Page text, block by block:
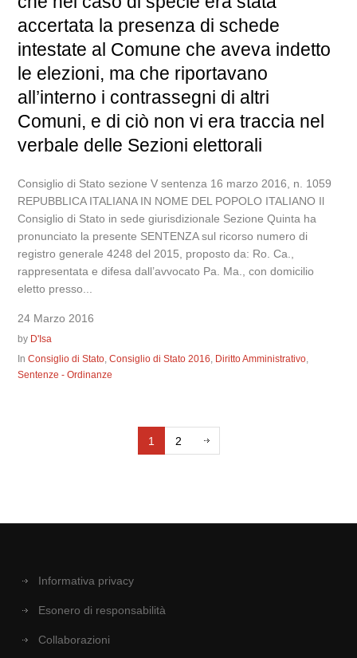
accertata la presenza di schede
intestate al Comune che aveva indetto
le elezioni, ma che riportavano
all’interno i contrassegni di altri
Comuni, e di ciò non vi era traccia nel
verbale delle Sezioni elettorali
Consiglio di Stato sezione V sentenza 16 marzo 2016, n. 1059
REPUBBLICA ITALIANA IN NOME DEL POPOLO ITALIANO Il
Consiglio di Stato in sede giurisdizionale Sezione Quinta ha
pronunciato la presente SENTENZA sul ricorso numero di
registro generale 4248 del 2015, proposto da: Ro. Ca.,
rappresentata e difesa dall’avvocato Pa. Ma., con domicilio
eletto presso...
24 Marzo 2016
by D'Isa
InConsiglio di Stato ,Consiglio di Stato 2016 Diritto Amministrativo
Sentenze - Ordinanze
1 2
Informativa privacy
Esonero di responsabilità
Collaborazioni